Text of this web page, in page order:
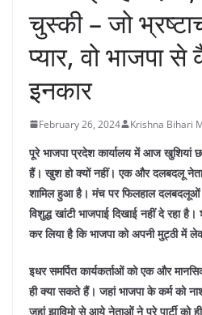
चुस्की – जो
प्यार, वो भाजपा
इनकार
February 26, 2024 Krishna Bihari
पूरे भाजपा प्रदेश कार्यालय में आज खुशियां
हैं। खुश हो क्यों नहीं। एक और दलबदलू
शामिल हुआ है। मंच पर फिलहाल दलबदलूओं
विशुद्ध खांटी भाजपाई दिखाई नहीं दे
कर लिया है कि भाजपा को अपनी मुट्ठी में
इधर समर्पित कार्यकर्ताओं को एक और
ही क्या सकते हैं। जहां भाजपा के कर्म को
जहां झाविमो से आये नेताओं ने पूरे पार्टी को